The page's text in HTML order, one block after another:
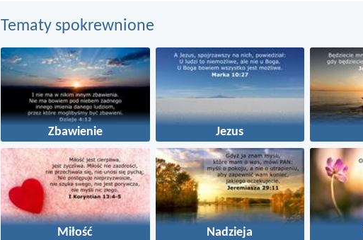
Tematy spokrewnione
Zbawienie Jezus
Miłość Nadzieja